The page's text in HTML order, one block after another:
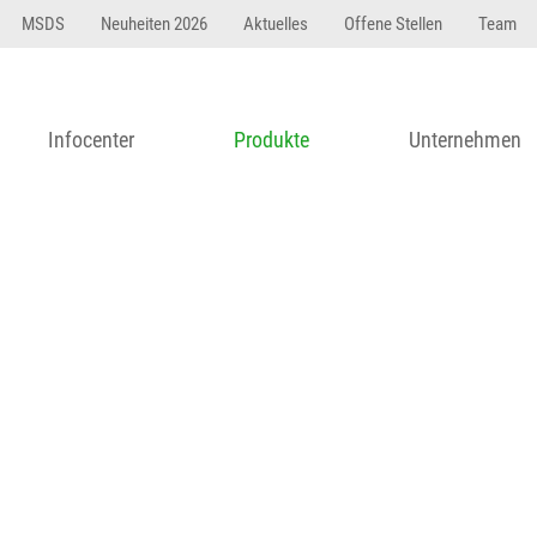
MSDS Neuheiten 2026 Aktuelles Offene Stellen Team
Infocenter Produkte Unternehmen
asdfW134 245 34" string(62) "Test 12